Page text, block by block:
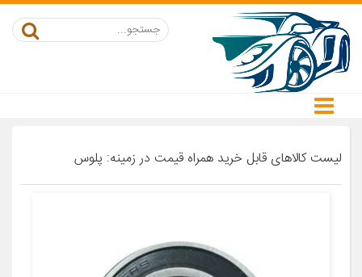
لیست کالاهای قابل خرید همراه قیمت در زمینه: پلوس